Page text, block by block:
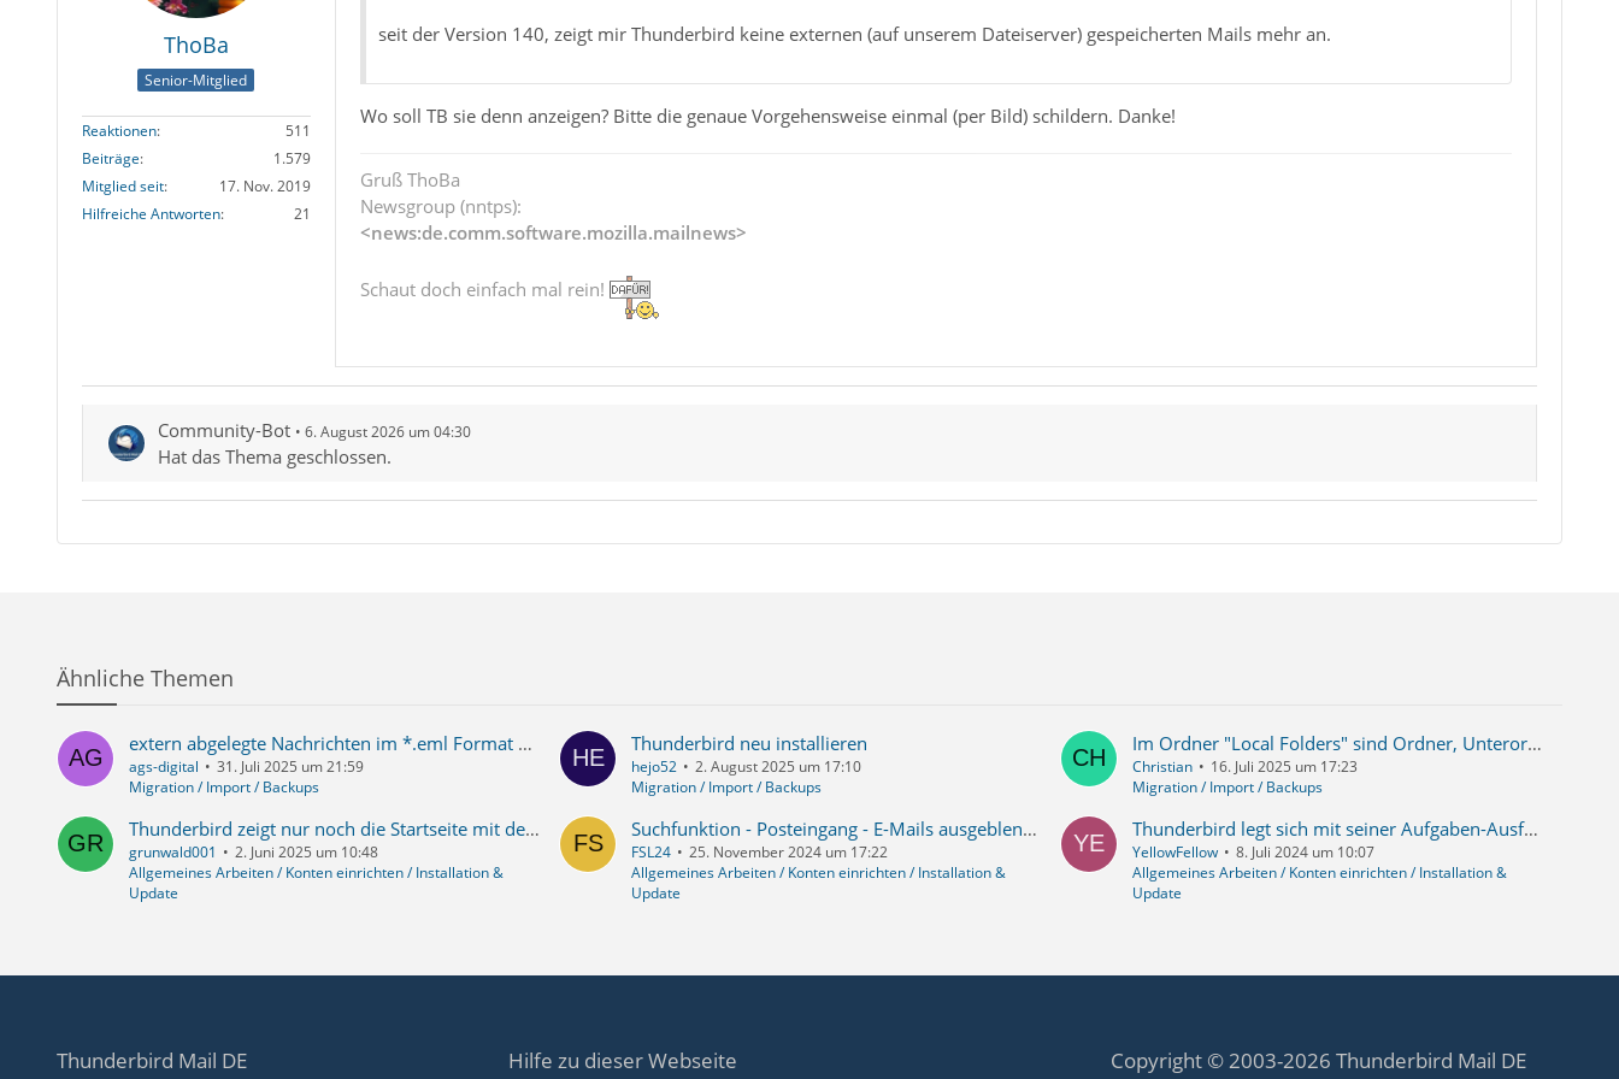
ThoBa
Senior-Mitglied
Reaktionen
511
Beiträge
1.579
Mitglied seit
17. Nov. 2019
Hilfreiche Antworten
21
seit der Version 140, zeigt mir Thunderbird keine externen (auf unserem Dateiserver) gespeicherten Mails mehr an.
Wo soll TB sie denn anzeigen? Bitte die genaue Vorgehensweise einmal (per Bild) schildern. Danke!
Gruß ThoBa
Newsgroup (nntps):
<news:de.comm.software.mozilla.mailnews>
Schaut doch einfach mal rein!
Community-Bot 6. August 2026 um 04:30
Hat das Thema geschlossen.
Ähnliche Themen
extern abgelegte Nachrichten im *.eml Format werden nicht mehr automatisch angezeigt
ags-digital
31. Juli 2025 um 21:59
Migration / Import / Backups
Thunderbird neu installieren
hejo52
2. August 2025 um 17:10
Migration / Import / Backups
Im Ordner "Local Folders" sind Ordner, Unterordner und E-Mails enthalten. => Anzeige in Thunderbird klappt nicht.
Christian
16. Juli 2025 um 17:23
Migration / Import / Backups
Thunderbird zeigt nur noch die Startseite mit dem Hinweis auf Spenden, mit machen etc
grunwald001
2. Juni 2025 um 10:48
Allgemeines Arbeiten / Konten einrichten / Installation &
Update
Suchfunktion - Posteingang - E-Mails ausgeblendet - wie rückgängig machen?
FSL24
25. November 2024 um 17:22
Allgemeines Arbeiten / Konten einrichten / Installation &
Update
Thunderbird legt sich mit seiner Aufgaben-Ausführung selbst komplett lahm - HILFE! (Synchronisierung, Indizierung, E-Mails herunterladen)
YellowFellow
8. Juli 2024 um 10:07
Allgemeines Arbeiten / Konten einrichten / Installation &
Update
Thunderbird Mail DE Hilfe zu dieser Webseite Copyright © 2003-2026 Thunderbird Mail DE